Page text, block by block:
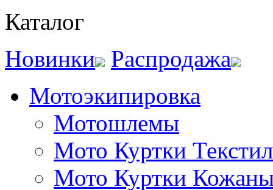
Каталог
Новинки
Распродажа
Мотоэкипировка
Мотошлемы
Мото Куртки
Мото Куртки